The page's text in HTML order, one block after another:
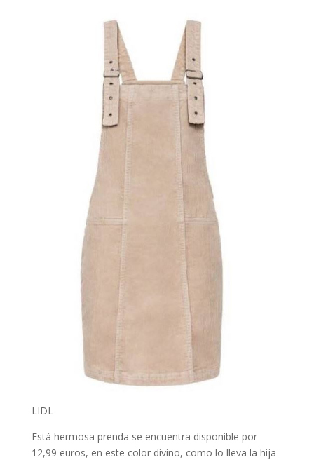
LIDL
Está hermosa prenda se encuentra disponible por
12,99 euros, en este color divino, como lo lleva la hija